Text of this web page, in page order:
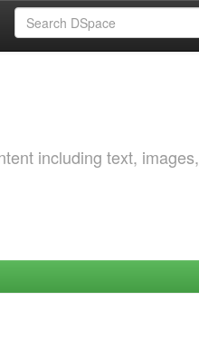
including text, images,